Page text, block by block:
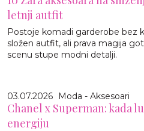
letnji autfit
Postoje komadi garderobe bez
složen autfit, ali prava magija
scenu stupe modni detalji.
03.07.2026 Moda - Aksesoari
Chanel x Superman: kada
energiju